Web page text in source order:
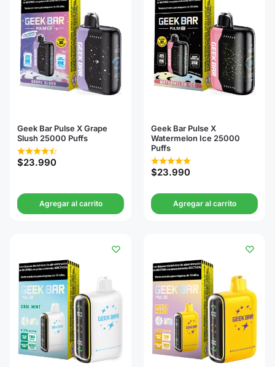
Geek Bar Pulse X Grape
Slush 25000 Puffs
$23.990
Agregar al carrito
Geek Bar Pulse X
Watermelon Ice 25000
Puffs
$23.990
Agregar al carrito